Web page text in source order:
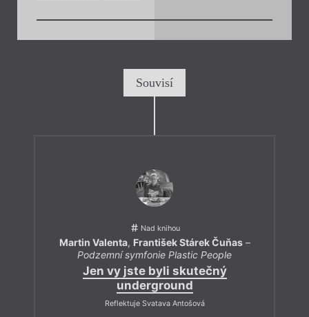
Souvisí
Nad knihou
Martin Valenta, František Stárek Čuňas–
Podzemní symfonie Plastic People
Jen vy jste byli skutečný
underground
Reflektuje Svatava Antošová